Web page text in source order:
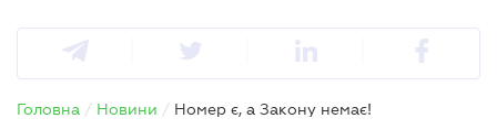
Головна / Новини / Номер є, а Закону немає!